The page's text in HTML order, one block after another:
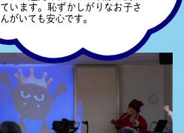
ています。恥ずかしがりなお子さ
んがいても安心です。